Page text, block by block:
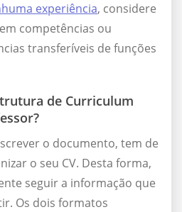
experiência, considere
competências ou
transferíveis de funções
de Curriculum
o documento, tem de
o seu CV. Desta forma,
seguir a informação que
Os dois formatos